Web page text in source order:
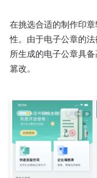
在挑选合适的制作印
性。由于电子公章的
所生成的电子公章具
篡改。